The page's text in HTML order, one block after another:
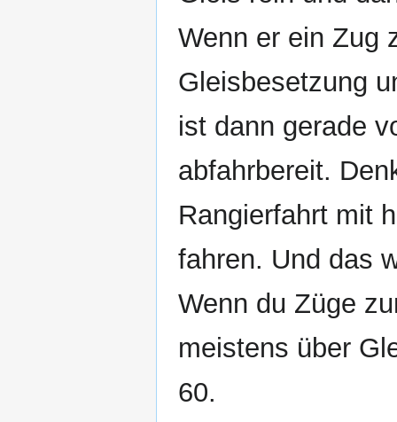
Wenn er ein Zug
Gleisbesetzung
ist dann gerade
abfahrbereit.
Rangierfahrt mit
fahren. Und das
Wenn du Züge
meistens über
60.